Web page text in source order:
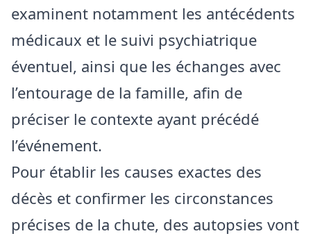
examinent notamment les antécédents
médicaux et le suivi psychiatrique
éventuel, ainsi que les échanges avec
l’entourage de la famille, afin de
préciser le contexte ayant précédé
l’événement.
Pour établir les causes exactes des
décès et confirmer les circonstances
précises de la chute, des autopsies vont